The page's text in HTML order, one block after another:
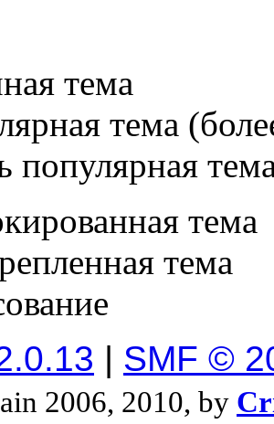
тема
тема
популярная
тема
тема
| SMF ©
2006, 2010, by